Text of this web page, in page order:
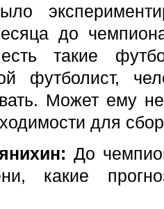
до
есть такие
футболист,
Может ему
для
До
какие